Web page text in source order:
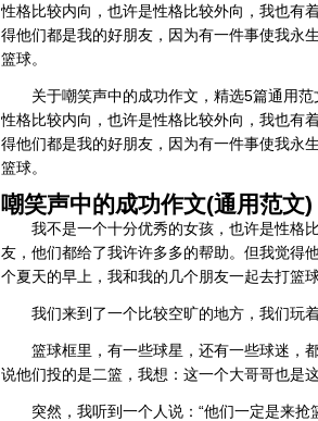
性格比较内向，也许是性格比较外向，我也有
得他们都是我的好朋友，因为有一件事使我永
篮球。
关于嘲笑声中的成功作文，精选5篇通用
性格比较内向，也许是性格比较外向，我也有
得他们都是我的好朋友，因为有一件事使我永
篮球。
嘲笑声中的成功作文(通用范文)
我不是一个十分优秀的女孩，也许是性格
友，他们都给了我许许多多的帮助。但我觉得
个夏天的早上，我和我的几个朋友一起去打篮球
我们来到了一个比较空旷的地方，我们玩
篮球框里，有一些球星，还有一些球迷，
说他们投的是二篮，我想：这一个大哥哥也是
突然，我听到一个人说：“他们一定是来